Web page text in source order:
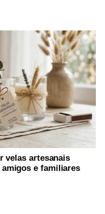
velas artesanais
e familiares